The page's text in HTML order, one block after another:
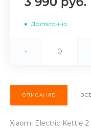
об оплате
недели
Достаточно
-
ОПИСАНИЕ
Xiaomi Electric Kettle